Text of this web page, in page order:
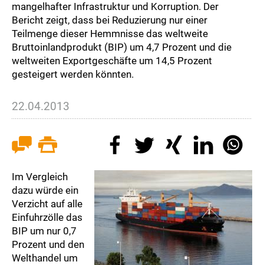
mangelhafter Infrastruktur und Korruption. Der
Bericht zeigt, dass bei Reduzierung nur einer
Teilmenge dieser Hemmnisse das weltweite
Bruttoinlandprodukt (BIP) um 4,7 Prozent und die
weltweiten Exportgeschäfte um 14,5 Prozent
gesteigert werden könnten.
22.04.2013
Im Vergleich
dazu würde ein
Verzicht auf alle
Einfuhrzölle das
BIP um nur 0,7
Prozent und den
Welthandel um